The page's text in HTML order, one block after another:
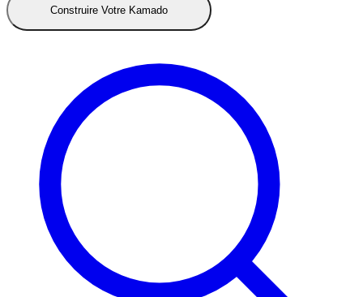
Construire Votre Kamado